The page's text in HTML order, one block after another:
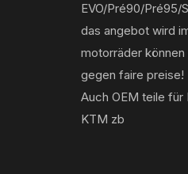
EVO/Pré90/Pré95/
das angebot wird
motorräder
gegen faire preise!
Auch OEM teile für
KTM zb